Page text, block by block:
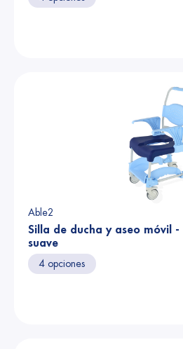
Able2
Silla de ducha y aseo móvil
suave
4 opciones